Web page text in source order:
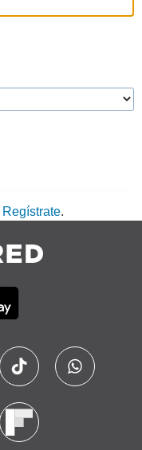
Regístrate.